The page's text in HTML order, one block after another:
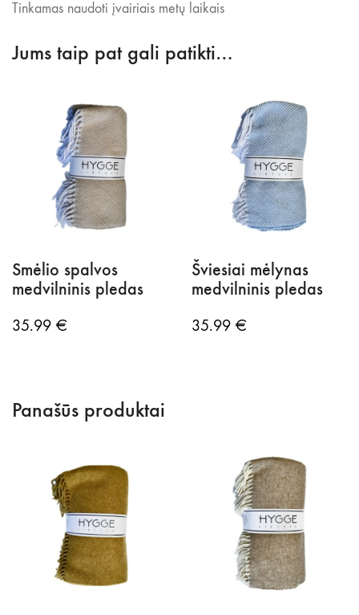
Tinkamas naudoti įvairiais metų laikais
Jums taip pat gali patikti…
Smėlio spalvos
medvilninis pledas
35.99 €
Šviesiai mėlynas
medvilninis pledas
35.99 €
Panašūs produktai